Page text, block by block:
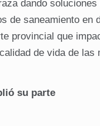
dando
de saneamiento en
provincial que
de vida de las
su parte